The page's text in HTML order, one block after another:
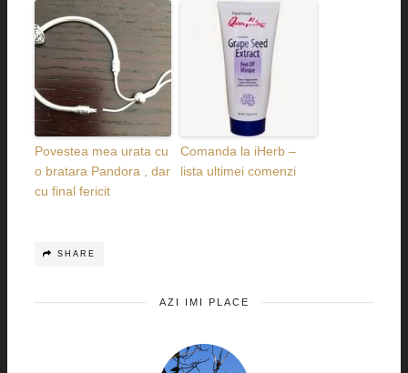
Povestea mea urata cu
o bratara Pandora , dar
cu final fericit
Comanda la iHerb –
lista ultimei comenzi
SHARE
AZI IMI PLACE